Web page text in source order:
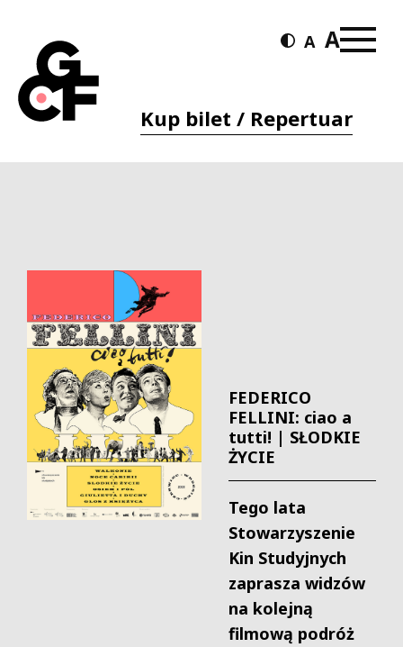
Kup bilet / Repertuar
FEDERICO
FELLINI: ciao a
tutti! | SŁODKIE
ŻYCIE
Tego lata
Stowarzyszenie
Kin Studyjnych
zaprasza widzów
na kolejną
filmową podróż